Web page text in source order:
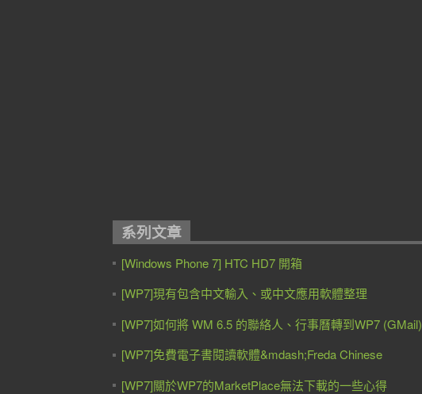
系列文章
[Windows Phone 7] HTC HD7 開箱
[WP7]現有包含中文輸入、或中文應用軟體整理
[WP7]如何將 WM 6.5 的聯絡人、行事曆轉到WP7 (GMail)
[WP7]免費電子書閱讀軟體&mdash;Freda Chinese
[WP7]關於WP7的MarketPlace無法下載的一些心得